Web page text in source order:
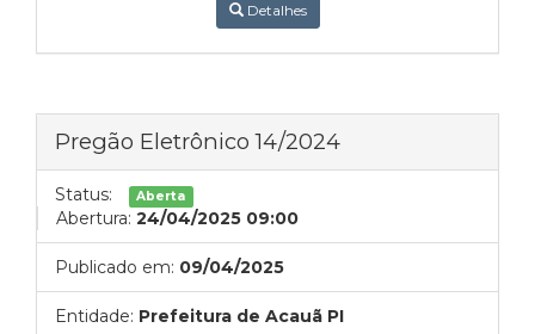
Detalhes
Pregão Eletrônico 14/2024
Status: Aberta
Abertura: 24/04/2025 09:00
Publicado em: 09/04/2025
Entidade: Prefeitura de Acauã PI